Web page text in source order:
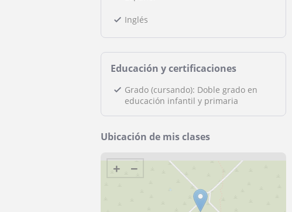
Inglés
Educación y certificaciones
Grado (cursando): Doble grado en
educación infantil y primaria
Ubicación de mis clases
+ −